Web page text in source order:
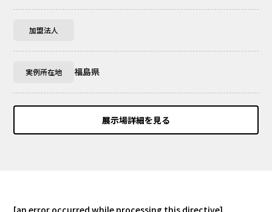
加盟法人
実例所在地 福島県
展示場詳細を見る
[an error occurred while processing this directive]